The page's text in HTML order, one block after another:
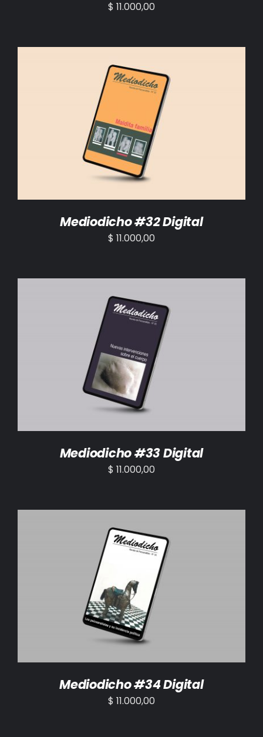
$ 11.000,00
AÑADIR AL CARRITO /
Mediodicho #32 Digital
$ 11.000,00
AÑADIR AL CARRITO /
Mediodicho #33 Digital
$ 11.000,00
AÑADIR AL CARRITO /
Mediodicho #34 Digital
$ 11.000,00